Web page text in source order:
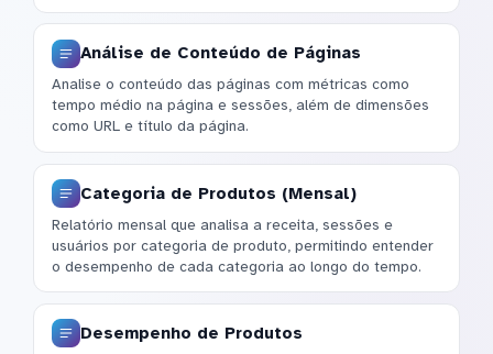
Análise de Conteúdo de Páginas
Analise o conteúdo das páginas com métricas como
tempo médio na página e sessões, além de dimensões
como URL e título da página.
Categoria de Produtos (Mensal)
Relatório mensal que analisa a receita, sessões e
usuários por categoria de produto, permitindo entender
o desempenho de cada categoria ao longo do tempo.
Desempenho de Produtos